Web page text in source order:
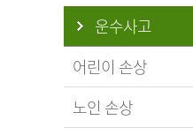
운수사고
어린이 손상
노인 손상